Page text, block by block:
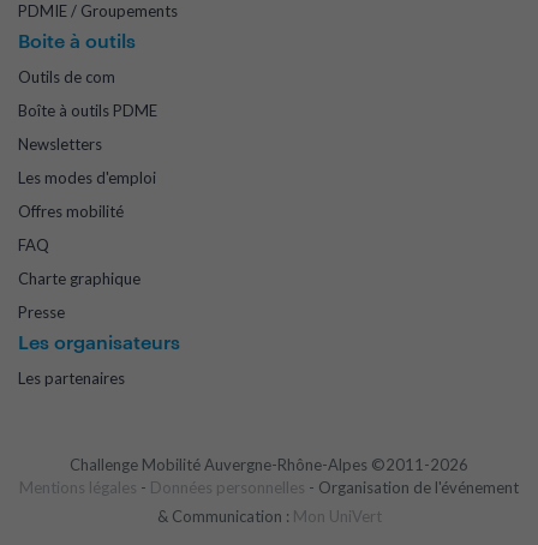
PDMIE / Groupements
Boite à outils
Outils de com
Boîte à outils PDME
Newsletters
Les modes d'emploi
Offres mobilité
FAQ
Charte graphique
Presse
Les organisateurs
Les partenaires
Challenge Mobilité Auvergne-Rhône-Alpes ©2011-2026
Mentions légales - Données personnelles - Organisation de l'événement
& Communication : Mon UniVert